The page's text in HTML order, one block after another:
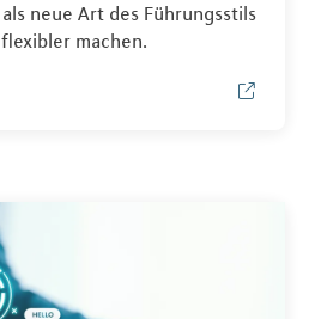
neue Art des Führungsstils
machen.